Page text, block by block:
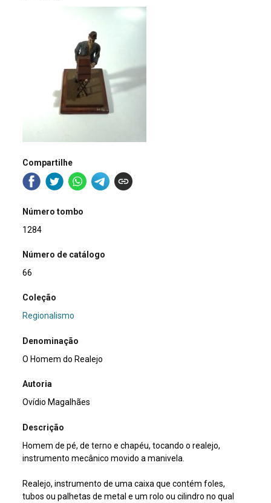
Compartilhe
Número tombo
1284
Número de catálogo
66
Coleção
Regionalismo
Denominação
O Homem do Realejo
Autoria
Ovídio Magalhães
Descrição
Homem de pé, de terno e chapéu, tocando o realejo,
instrumento mecânico movido a manivela.
Realejo, instrumento de uma caixa que contém foles,
tubos ou palhetas de metal e um rolo ou cilindro no qual